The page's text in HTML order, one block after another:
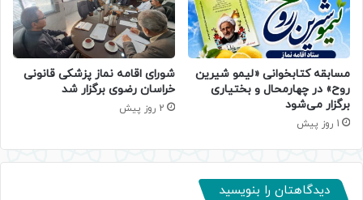
مسابقه کتابخوانی «لیمو شیرین
روح» در چهارمحال و بختیاری
برگزار می‌شود
1 روز پیش
شورای اقامه نماز پزشکی قانونی
خراسان رضوی برگزار شد
2 روز پیش
دیدگاهتان را بنویسید